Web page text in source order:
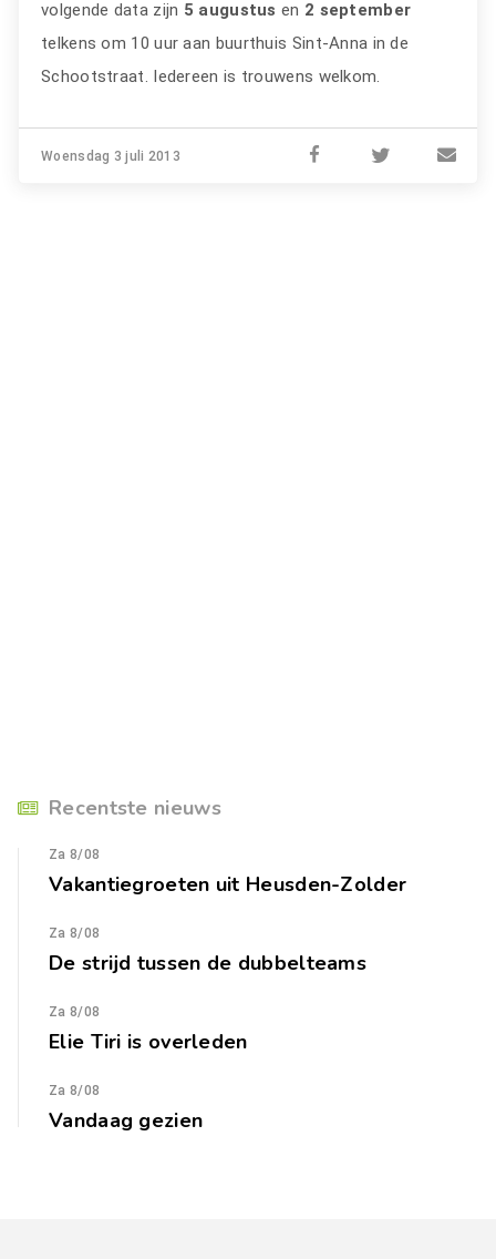
volgende data zijn 5 augustus en 2 september
telkens om 10 uur aan buurthuis Sint-Anna in de
Schootstraat. Iedereen is trouwens welkom.
Woensdag 3 juli 2013
Recentste nieuws
Za 8/08
Vakantiegroeten uit Heusden-Zolder
Za 8/08
De strijd tussen de dubbelteams
Za 8/08
Elie Tiri is overleden
Za 8/08
Vandaag gezien